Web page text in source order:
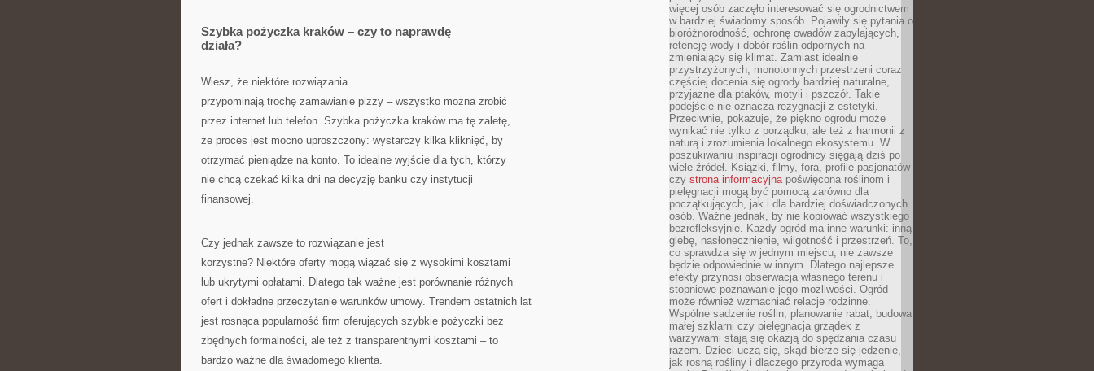
Szybka pożyczka kraków – czy to naprawdę
działa?
Wiesz, że niektóre rozwiązania
przypominają trochę zamawianie pizzy – wszystko można zrobić
przez internet lub telefon. Szybka pożyczka kraków ma tę zaletę,
że proces jest mocno uproszczony: wystarczy kilka kliknięć, by
otrzymać pieniądze na konto. To idealne wyjście dla tych, którzy
nie chcą czekać kilka dni na decyzję banku czy instytucji
finansowej.
Czy jednak zawsze to rozwiązanie jest
korzystne? Niektóre oferty mogą wiązać się z wysokimi kosztami
lub ukrytymi opłatami. Dlatego tak ważne jest porównanie różnych
ofert i dokładne przeczytanie warunków umowy. Trendem ostatnich lat
jest rosnąca popularność firm oferujących szybkie pożyczki bez
zbędnych formalności, ale też z transparentnymi kosztami – to
bardzo ważne dla świadomego klienta.
więcej osób zaczęło interesować się ogrodnictwem
w bardziej świadomy sposób. Pojawiły się pytania o
bioróżnorodność, ochronę owadów zapylających,
retencję wody i dobór roślin odpornych na
zmieniający się klimat. Zamiast idealnie
przystrzyżonych, monotonnych przestrzeni coraz
częściej docenia się ogrody bardziej naturalne,
przyjazne dla ptaków, motyli i pszczół. Takie
podejście nie oznacza rezygnacji z estetyki.
Przeciwnie, pokazuje, że piękno ogrodu może
wynikać nie tylko z porządku, ale też z harmonii z
naturą i zrozumienia lokalnego ekosystemu. W
poszukiwaniu inspiracji ogrodnicy sięgają dziś po
wiele źródeł. Książki, filmy, fora, profile pasjonatów
czy strona informacyjnapoświęcona roślinom i
pielęgnacji mogą być pomocą zarówno dla
początkujących, jak i dla bardziej doświadczonych
osób. Ważne jednak, by nie kopiować wszystkiego
bezrefleksyjnie. Każdy ogród ma inne warunki: inną
glebę, nasłonecznienie, wilgotność i przestrzeń. To,
co sprawdza się w jednym miejscu, nie zawsze
będzie odpowiednie w innym. Dlatego najlepsze
efekty przynosi obserwacja własnego terenu i
stopniowe poznawanie jego możliwości. Ogród
może również wzmacniać relacje rodzinne.
Wspólne sadzenie roślin, planowanie rabat, budowa
małej szklarni czy pielęgnacja grządek z
warzywami stają się okazją do spędzania czasu
razem. Dzieci uczą się, skąd bierze się jedzenie,
jak rosną rośliny i dlaczego przyroda wymaga